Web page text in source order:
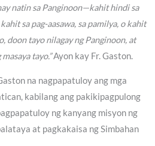
natin sa Panginoon—kahit hindi sa
sa pag-aasawa, sa pamilya, o kahit
doon tayo nilagay ng Panginoon, at
tayo.”Ayon kay Fr. Gaston.
na nagpapatuloy ang mga
kabilang ang pakikipagpulong
ng kanyang misyon ng
at pagkakaisa ng Simbahan